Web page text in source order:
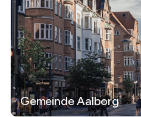
Gemeinde Aalborg